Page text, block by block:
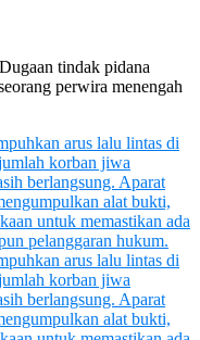
tindak pidana
perwira menengah